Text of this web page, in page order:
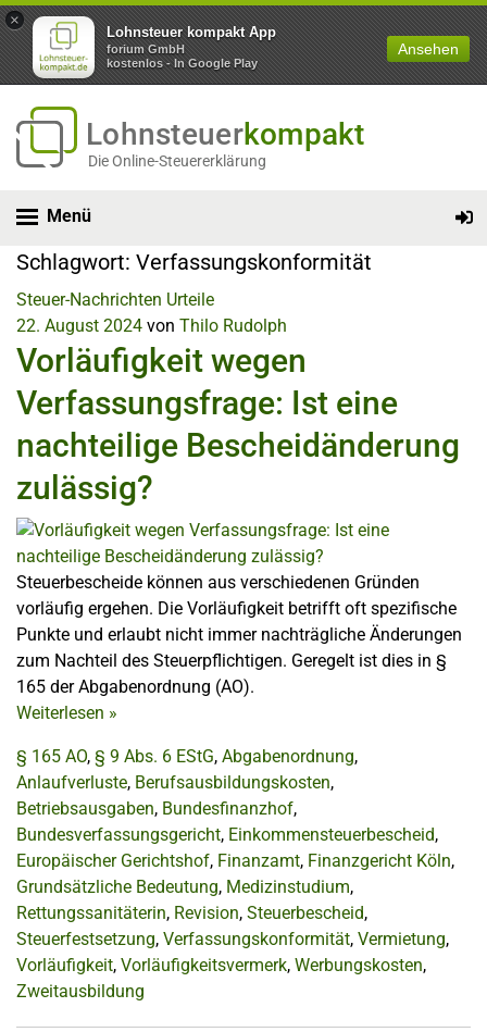
×
Lohnsteuer kompakt App
forium GmbH
kostenlos - In Google Play
Ansehen
Lohnsteuerkompakt
Die Online-Steuererklärung
Menü
Schlagwort: Verfassungskonformität
Steuer-Nachrichten Urteile
22. August 2024 von Thilo Rudolph
Vorläufigkeit wegen
Verfassungsfrage: Ist eine
nachteilige Bescheidänderung
zulässig?
Steuerbescheide können aus verschiedenen Gründen
vorläufig ergehen. Die Vorläufigkeit betrifft oft spezifische
Punkte und erlaubt nicht immer nachträgliche Änderungen
zum Nachteil des Steuerpflichtigen. Geregelt ist dies in §
165 der Abgabenordnung (AO).
Weiterlesen »
§ 165 AO, § 9 Abs. 6 EStG, Abgabenordnung,
Anlaufverluste, Berufsausbildungskosten,
Betriebsausgaben, Bundesfinanzhof,
Bundesverfassungsgericht, Einkommensteuerbescheid,
Europäischer Gerichtshof, Finanzamt, Finanzgericht Köln,
Grundsätzliche Bedeutung, Medizinstudium,
Rettungssanitäterin, Revision, Steuerbescheid,
Steuerfestsetzung, Verfassungskonformität, Vermietung,
Vorläufigkeit, Vorläufigkeitsvermerk, Werbungskosten,
Zweitausbildung